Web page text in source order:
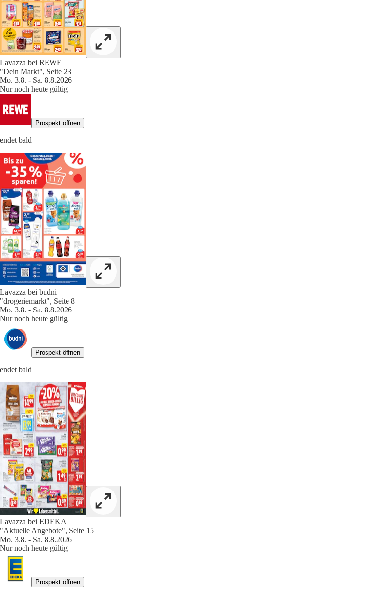
Lavazza bei REWE
"Dein Markt", Seite 23
Mo. 3.8. - Sa. 8.8.2026
Nur noch heute gültig
Prospekt öffnen
endet bald
Lavazza bei budni
"drogeriemarkt", Seite 8
Mo. 3.8. - Sa. 8.8.2026
Nur noch heute gültig
Prospekt öffnen
endet bald
Lavazza bei EDEKA
"Aktuelle Angebote", Seite 15
Mo. 3.8. - Sa. 8.8.2026
Nur noch heute gültig
Prospekt öffnen